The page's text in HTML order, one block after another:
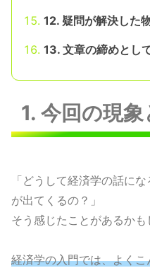
12. 疑問が解決した
13. 文章の締めとし
1. 今回の現象
「どうして経済学の話に
が出てくるの？」
そう感じたことがあるかも
経済学の入門では、よく